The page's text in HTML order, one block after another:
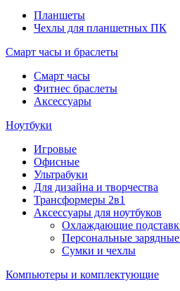
Планшеты
Чехлы для планшетных ПК
Смарт часы и браслеты
Смарт часы
Фитнес браслеты
Аксессуары
Ноутбуки
Игровые
Офисные
Ультрабуки
Для дизайна и творчества
Трансформеры 2в1
Аксессуары для ноутбуков
Охлаждающие
Персональные зарядные
Сумки и чехлы
Компьютеры и комплектующие